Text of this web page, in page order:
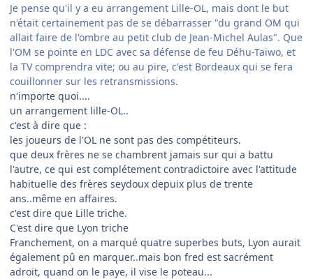
Je pense qu'il y a eu arrangement Lille-OL, mais dont le but
n'était certainement pas de se débarrasser "du grand OM qui
allait faire de l'ombre au petit club de Jean-Michel Aulas". Que
l'OM se pointe en LDC avec sa défense de feu Déhu-Taiwo, et
la TV comprendra vite; ou au pire, c'est Bordeaux qui se fera
couillonner sur les retransmissions.
n'importe quoi....
un arrangement lille-OL..
c'est à dire que :
les joueurs de l'OL ne sont pas des compétiteurs.
que deux frères ne se chambrent jamais sur qui a battu
l'autre, ce qui est complétement contradictoire avec l'attitude
habituelle des frères seydoux depuix plus de trente
ans..même en affaires.
c'est dire que Lille triche.
C'est dire que Lyon triche
Franchement, on a marqué quatre superbes buts, Lyon aurait
également pû en marquer..mais bon fred est sacrément
adroit, quand on le paye, il vise le poteau...